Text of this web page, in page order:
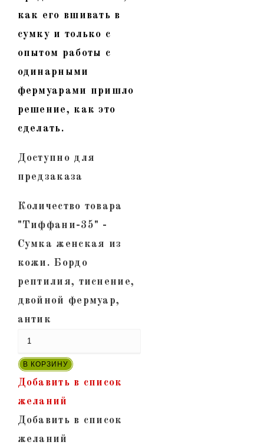
как его вшивать в
сумку и только с
опытом работы с
одинарными
фермуарами пришло
решение, как это
сделать.
Доступно для
предзаказа
Количество товара
"Тиффани-35" -
Сумка женская из
кожи. Бордо
рептилия, тиснение,
двойной фермуар,
антик
В КОРЗИНУ
Добавить в список
желаний
Добавить в список
желаний